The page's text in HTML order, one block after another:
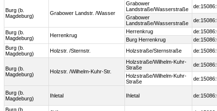
Burg (b.
Magdeburg)
Grabower Landstr. /Wasser
Grabower
Landstraße/Wasserstraße
Grabower
Landstraße/Wasserstraße
Burg (b.
Magdeburg)
Herrenkrug
Herrenkrug
Burg Herrenkrug
Burg (b.
Magdeburg)
Holzstr. /Sternstr. Holzstraße/Sternstraße
Burg (b.
Magdeburg)
Holzstr. /Wilhelm-Kuhr-Str.
Holzstraße/Wilhelm-Kuhr-
Straße
Holzstraße/Wilhelm-Kuhr-
Straße
Burg (b.
Magdeburg)
Ihletal Ihletal
Burg (b.